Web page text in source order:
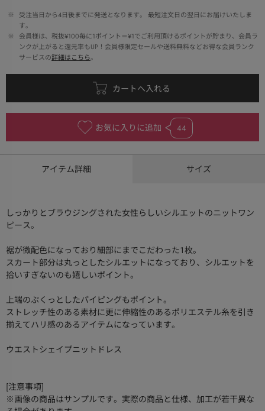
※
受注当日から4日後までに発送となります。 最短注文日の翌日にお届けいたしま
す。
※
会員様は、税抜¥100毎に1ポイント＝¥1でご利用頂けるポイントが貯まり、会員ラ
ンクが上がると還元率もUP！会員様限定セールや送料無料などお得な会員ランク
サービスの詳細はこちら。
お気に入りに追加 44
アイテム詳細 サイズ
しっかりとブラウジングされた女性らしいシルエットのニットワン
ピース。
裾が微配色になっており細部にまでこだわった１枚。
スカート部分は丸っとしたシルエットになっており、シルエットを
拾いすぎないのも嬉しいポイント。
上端のぷくっとしたパイピングもポイント。
ストレッチ性のある素材に更に伸縮性のあるポリエステル糸を引き
揃えてハリ感のあるアイテムになっています。
ウエストシェイプニットドレス
[注意事項]
※画像の商品はサンプルです。実際の商品と仕様、加工が若干異な